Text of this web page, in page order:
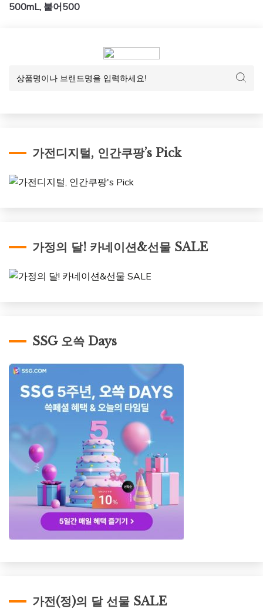
색
500mL, 붙어500
가전디지털, 인간쿠팡’s Pick
가정의 달! 카네이션&선물 SALE
SSG 오쓱 Days
가전(정)의 달 선물 SALE